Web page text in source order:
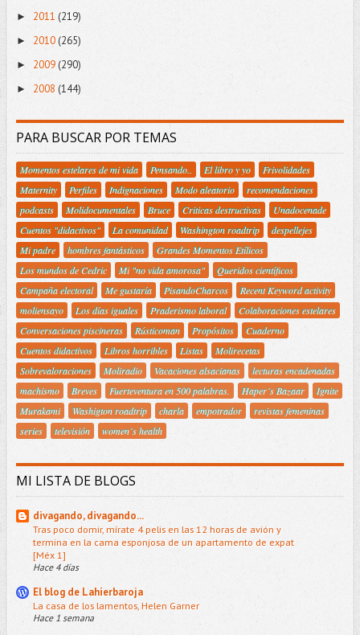
► 2011 (219)
► 2010 (265)
► 2009(290)
► 2008 (144)
PARA BUSCAR POR TEMAS
Momentos estelares de mi vida Pensando.. El libro y yo
Frivolidades
Maternity
Perfiles Indignaciones Modo aleatorio
recomendaciones
podcasts
Molidocumentales Bruce Criticas destructivas
Unadocenade
Cuentos "didactivos"
La comunidad Washington roadtrip
despellejes
Mi padre
hombres fantásticos
Grandes Momentos Etílicos
Los mundos de Cedric
Mi "no vida amorosa"
Queridos científicos
Campaña electoral
Me gustaría PisandoCharcos
Recent Keyword activity
moliensayo
Los días iguales Praderismo laboral
Colaboraciones estelares
Conversaciones piscineras
Rústicoman Propósitos
Cuaderno
Cuentos didactivos
Libros horribles Listas
Molirecetas
Sobrevaloraciones
Moliradio Vacaciones alsacianas
lecturas encadenadas
machismo
Breves Fuerteventura en 500 palabras. Haper´s Bazaar
Ignite
Murakami
Washigton roadtrip charla empotrador
revistas femeninas
series
televisión women´s health
MI LISTA DE BLOGS
divagando, divagando...
Tras poco domir, mírate 4 pelis en las 12 horas de avión y
termina en la cama esponjosa de un apartamento de expat
[Méx 1]
Hace 4 días
El blog de Lahierbaroja
La casa de los lamentos, Helen Garner
Hace 1 semana